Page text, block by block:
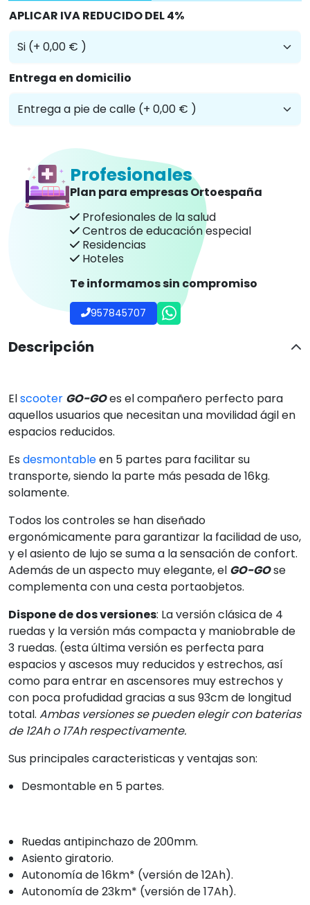
APLICAR IVA REDUCIDO DEL 4%
Entrega en domicilio
Profesionales
Plan para empresas Ortoespaña
Profesionales de la salud
Centros de educación especial
Residencias
Hoteles
Te informamos sin compromiso
957845707
Descripción
Elscooter GO-GOes el compañero perfecto para
aquellos usuarios que necesitan una movilidad ágil en
espacios reducidos.
Es desmontableen 5 partes para facilitar su
transporte, siendo la parte más pesada de 16kg.
solamente.
Todos los controles se han diseñado
ergonómicamente para garantizar la facilidad de uso,
y el asiento de lujo se suma a la sensación de confort.
Además de un aspecto muy elegante, el GO-GOse
complementa con una cesta portaobjetos.
Dispone de dos versiones: La versión clásica de 4
ruedas y la versión más compacta y maniobrable de
3 ruedas. (esta última versión es perfecta para
espacios y ascesos muy reducidos y estrechos, así
como para entrar en ascensores muy estrechos y
con poca profudidad gracias a sus 93cm de longitud
total. Ambas versiones se pueden elegir con baterias
de 12Ah o 17Ah respectivamente.
Sus principales caracteristicas y ventajas son:
Desmontable en 5 partes.
Ruedas antipinchazo de 200mm.
Asiento giratorio.
Autonomía de 16km* (versión de 12Ah).
Autonomía de 23km* (versión de 17Ah).